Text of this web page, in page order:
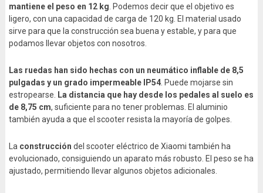
mantiene el peso en 12 kg. Podemos decir que el objetivo es
ligero, con una capacidad de carga de 120 kg. El material usado
sirve para que la construcción sea buena y estable, y para que
podamos llevar objetos con nosotros.
Las ruedas han sido hechas con un neumático inflable de 8,5
pulgadas y un grado impermeable IP54. Puede mojarse sin
estropearse. La distancia que hay desde los pedales al suelo es
de 8,75 cm, suficiente para no tener problemas. El aluminio
también ayuda a que el scooter resista la mayoría de golpes.
La construcción del scooter eléctrico de Xiaomi también ha
evolucionado, consiguiendo un aparato más robusto. El peso se ha
ajustado, permitiendo llevar algunos objetos adicionales.